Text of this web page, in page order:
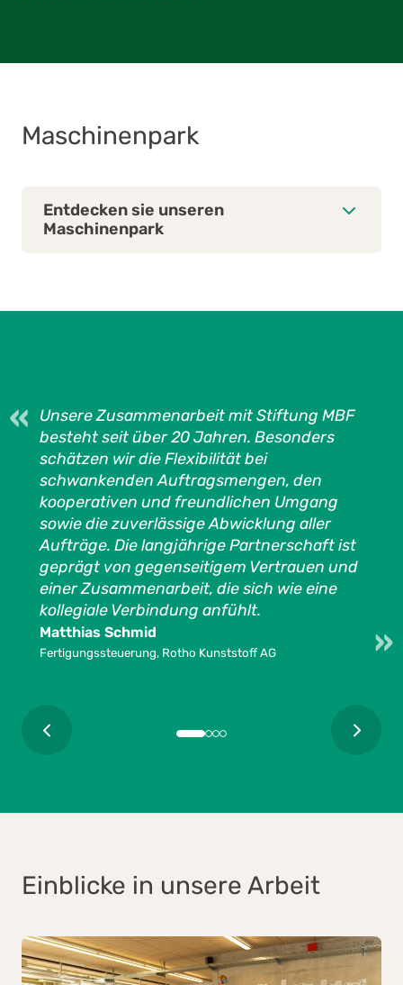
Maschinenpark
Entdecken sie unseren
Maschinenpark
Kopiergerät
Palettenwickelmaschine
Ultraschall Schweissgerät
Winkelschweissmaschine mit
Schrumpftunnel
Zähl-Präzisionswaagen
Unsere Zusammenarbeit mit Stiftung MBF
besteht seit über 20 Jahren. Besonders
schätzen wir die Flexibilität bei
schwankenden Auftragsmengen, den
kooperativen und freundlichen Umgang
sowie die zuverlässige Abwicklung aller
Aufträge. Die langjährige Partnerschaft ist
geprägt von gegenseitigem Vertrauen und
einer Zusammenarbeit, die sich wie eine
kollegiale Verbindung anfühlt.
Matthias Schmid
Fertigungssteuerung, Rotho Kunststoff AG
Einblicke in unsere Arbeit